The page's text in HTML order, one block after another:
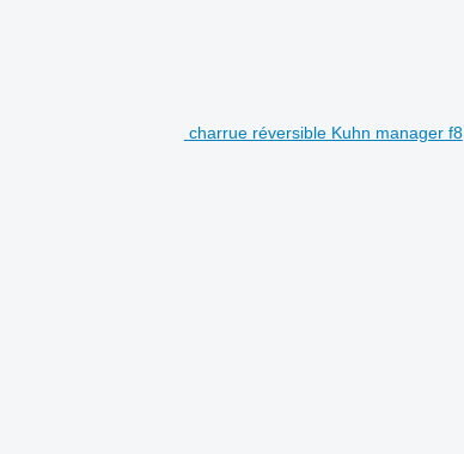
charrue réversible Kuhn manager f8